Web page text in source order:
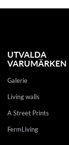
UTVALDA
VARUMÄRKEN
Galerie
Living walls
A Street Prints
FermLiving